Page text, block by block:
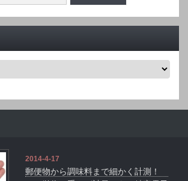
2014-4-17
郵便物から調味料まで細かく計測！